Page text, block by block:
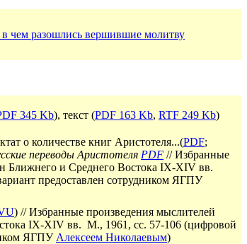
чем разошлись вершившие молитву
345 Kb), текст (PDF 163 Kb, RTF 249 Kb)
о количестве книг Аристотеля...(PDF;
переводы Аристотеля PDF // Избранные
Ближнего и Среднего Востока IX-XIV вв.
предоставлен сотрудником ЯГПУ
) // Избранные произведения мыслителей
IX-XIV вв. М., 1961, сс. 57-106 (цифровой
ЯГПУ Алексеем Николаевым)